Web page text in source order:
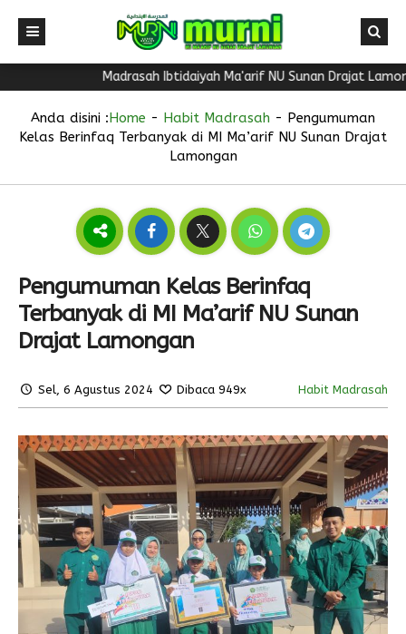
Madrasah Ibtidaiyah Ma'arif NU Sunan Drajat
Anda disini :Home - Habit Madrasah - Pengumuman
Kelas Berinfaq Terbanyak di MI Ma’arif NU Sunan Drajat
Lamongan
Pengumuman Kelas Berinfaq
Terbanyak di MI Ma’arif NU Sunan
Drajat Lamongan
Sel, 6 Agustus 2024 Dibaca 949x Habit Madrasah